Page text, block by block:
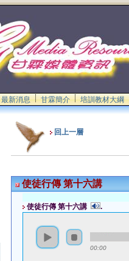
最新消息 甘霖簡介 培訓教材大綱
回上一層
使徒行傳 第十六講
使徒行傳 第十六講 .
00:00